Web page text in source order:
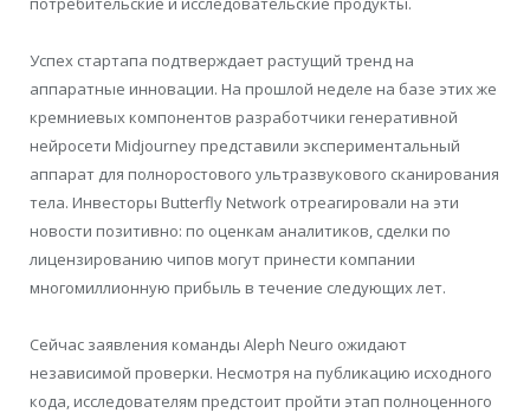
Успех стартапа подтверждает растущий тренд на
аппаратные инновации. На прошлой неделе на базе этих же
кремниевых компонентов разработчики генеративной
нейросети Midjourney представили экспериментальный
аппарат для полноростового ультразвукового сканирования
тела. Инвесторы Butterfly Network отреагировали на эти
новости позитивно: по оценкам аналитиков, сделки по
лицензированию чипов могут принести компании
многомиллионную прибыль в течение следующих лет.
Сейчас заявления команды Aleph Neuro ожидают
независимой проверки. Несмотря на публикацию исходного
кода, исследователям предстоит пройти этап полноценного